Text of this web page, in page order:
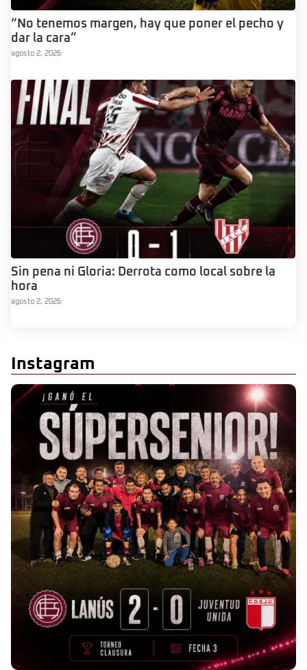
“No tenemos margen, hay que poner el pecho y
dar la cara”
agosto 2, 2026
Sin pena ni Gloria: Derrota como local sobre la
hora
agosto 2, 2026
Instagram